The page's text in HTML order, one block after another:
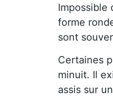
Impossible
forme
sont
Certaines
minuit. Il
assis sur